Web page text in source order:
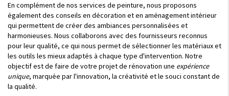
En complément de nos services de peinture, nous proposons
également des conseils en décoration et en aménagement intérieur
qui permettent de créer des ambiances personnalisées et
harmonieuses. Nous collaborons avec des fournisseurs reconnus
pour leur qualité, ce qui nous permet de sélectionner les matériaux et
les outils les mieux adaptés à chaque type d'intervention. Notre
objectif est de faire de votre projet de rénovation une expérience
unique, marquée par l'innovation, la créativité et le souci constant de
la qualité.